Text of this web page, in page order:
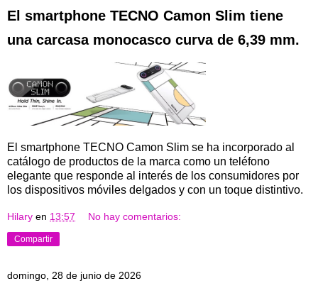
El smartphone TECNO Camon Slim tiene
una carcasa monocasco curva de 6,39 mm.
El smartphone TECNO Camon Slim se ha incorporado al
catálogo de productos de la marca como un teléfono
elegante que responde al interés de los consumidores por
los dispositivos móviles delgados y con un toque distintivo.
Hilary en 13:57 No hay comentarios:
Compartir
domingo, 28 de junio de 2026